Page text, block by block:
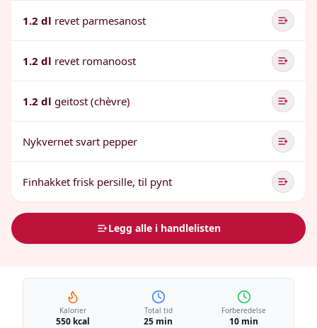
1.2 dl revet parmesanost
1.2 dl revet romanoost
1.2 dl geitost (chèvre)
Nykvernet svart pepper
Finhakket frisk persille, til pynt
Legg alle i handlelisten
Kalorier
550 kcal
Total tid
25 min
Forberedelse
10 min